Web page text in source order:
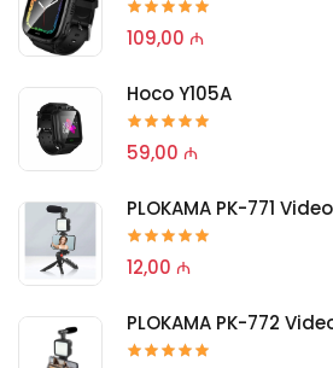
109,00 ₼
Hoco Y105A
59,00 ₼
PLOKAMA PK-771
12,00 ₼
PLOKAMA PK-772